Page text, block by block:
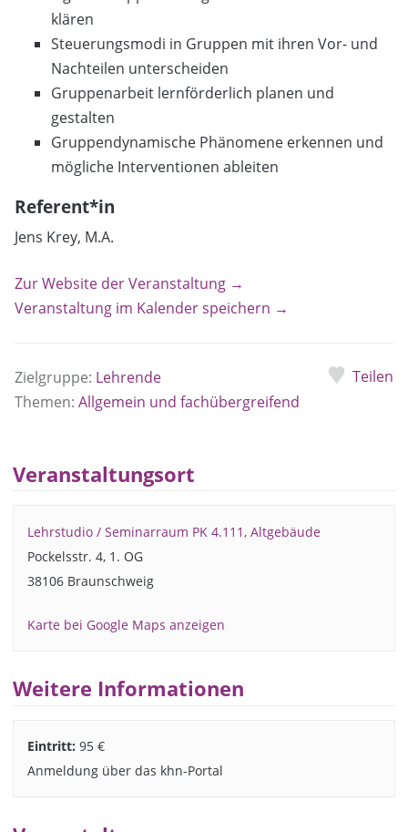
klären
Steuerungsmodi in Gruppen mit ihren Vor- und
Nachteilen unterscheiden
Gruppenarbeit lernförderlich planen und
gestalten
Gruppendynamische Phänomene erkennen und
mögliche Interventionen ableiten
Referent*in
Jens Krey, M.A.
Zur Website der Veranstaltung →
Veranstaltung im Kalender speichern →
Zielgruppe: Lehrende
Themen: Allgemein und fachübergreifend
Teilen
Veranstaltungsort
Lehrstudio / Seminarraum PK 4.111, Altgebäude
Pockelsstr. 4, 1. OG
38106 Braunschweig
Karte bei Google Maps anzeigen
Weitere Informationen
Eintritt: 95 €
Anmeldung über das khn-Portal